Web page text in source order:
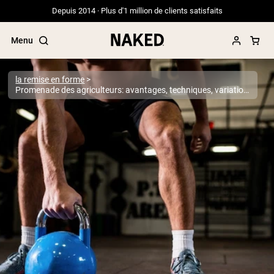
Depuis 2014 · Plus d'1 million de clients satisfaits
Menu
Termes de recherche populaires
”Protein Powder“
”Overnight Oats“
”Vegan protein“
”Collagen“
”Micellar Casein“
PROTÉINES EN POUDRE Meilleure Vente
Protéine de pois
Protéine de Whey en Poudre
Peptides de collagène
la remise en forme
Promenade des agriculteurs: avantages, techniques, variations et programmation